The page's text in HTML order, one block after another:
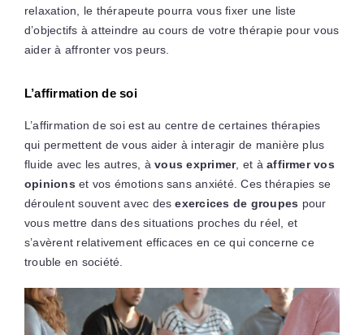
relaxation, le thérapeute pourra vous fixer une liste
d’objectifs à atteindre au cours de votre thérapie pour vous
aider à affronter vos peurs.
L’affirmation de soi
L’affirmation de soi est au centre de certaines thérapies
qui permettent de vous aider à interagir de manière plus
fluide avec les autres, àvous exprimer, et àaffirmer vos
opinions et vos émotions sans anxiété. Ces thérapies se
déroulent souvent avec des exercices de groupes pour
vous mettre dans des situations proches du réel, et
s’avèrent relativement efficaces en ce qui concerne ce
trouble en société.